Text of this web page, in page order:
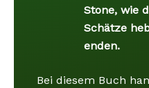
Stone, wie
Schätze
enden.
Bei diesem Buch